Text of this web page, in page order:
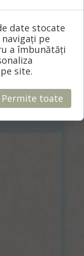
zi deosebită?
date stocate
pe
a îmbunătăți
site.
Permite toate